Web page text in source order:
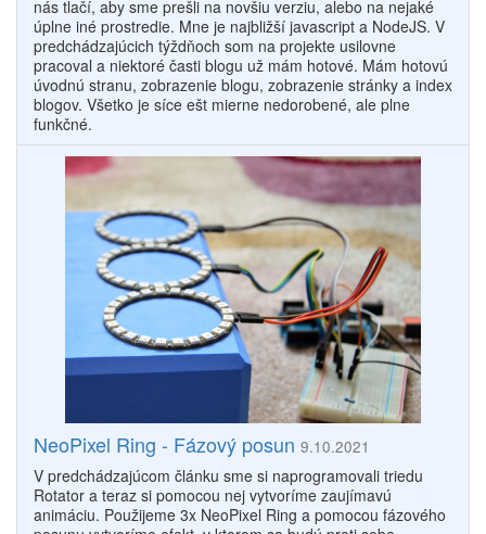
nás tlačí, aby sme prešli na novšiu verziu, alebo na nejaké
úplne iné prostredie. Mne je najbližší javascript a NodeJS. V
predchádzajúcich týždňoch som na projekte usilovne
pracoval a niektoré časti blogu už mám hotové. Mám hotovú
úvodnú stranu, zobrazenie blogu, zobrazenie stránky a index
blogov. Všetko je síce ešt mierne nedorobené, ale plne
funkčné.
NeoPixel Ring - Fázový posun 9.10.2021
V predchádzajúcom článku sme si naprogramovali triedu
Rotator a teraz si pomocou nej vytvoríme zaujímavú
animáciu. Použijeme 3x NeoPixel Ring a pomocou fázového